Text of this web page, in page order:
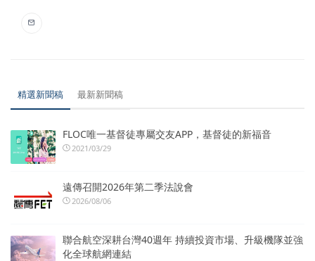
精選新聞稿 最新新聞稿
FLOC唯一基督徒專屬交友APP，基督徒的新福音
2021/03/29
遠傳召開2026年第二季法說會
2026/08/06
聯合航空深耕台灣40週年 持續投資市場、升級機隊並強
化全球航網連結